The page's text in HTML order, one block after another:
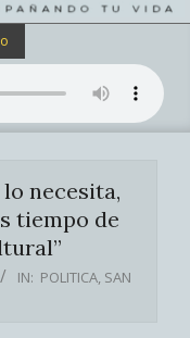
necesita,
tiempo de
IN: POLITICA, SAN